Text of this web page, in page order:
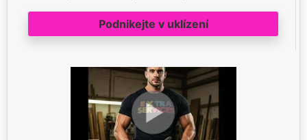
Podnikejte v uklízení